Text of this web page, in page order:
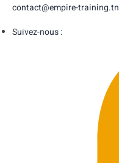
contact@empire-training.tn
Suivez-nous :